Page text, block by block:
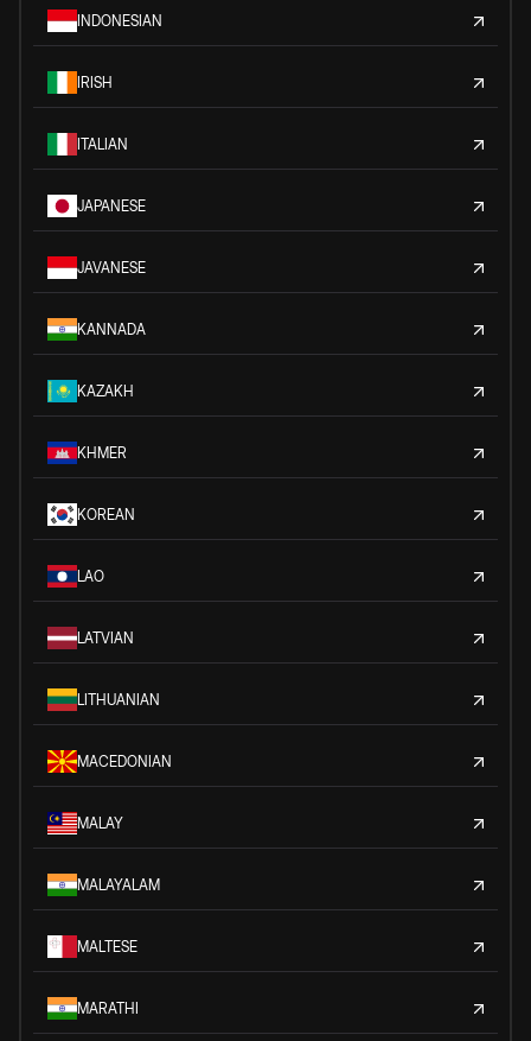
INDONESIAN
IRISH
ITALIAN
JAPANESE
JAVANESE
KANNADA
KAZAKH
KHMER
KOREAN
LAO
LATVIAN
LITHUANIAN
MACEDONIAN
MALAY
MALAYALAM
MALTESE
MARATHI